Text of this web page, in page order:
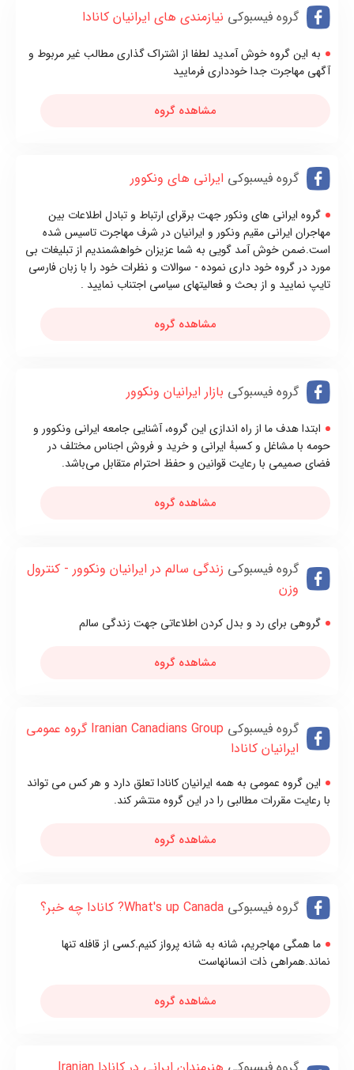
گروه فیسبوکی نیازمندی های ایرانیان کانادا
به این گروه خوش آمدید لطفا از اشتراک گذاری مطالب غیر مربوط و
آگهی مهاجرت جدا خودداری فرمایید
مشاهده گروه
گروه فیسبوکی ايرانی های ونکوور
گروه ايرانی های ونکور جهت برقرای ارتباط و تبادل اطلاعات بين
مهاجران ايرانی مقیم ونکور و ایرانیان در شرف مهاجرت تاسیس شده
است.ضمن خوش آمد گویی به شما عزیزان خواهشمندیم از تبلیغات بی
مورد در گروه خود داری نموده - سوالات و نظرات خود را با زبان فارسی
تایپ نمایید و از بحث و فعالیتهای سیاسی اجتناب نمایید .
مشاهده گروه
گروه فیسبوکی بازار ایرانیان ونکوور
ابتدا هدف ما از راه اندازی این گروه، آشنایی‌ جامعه ایرانی‌ ونکوور و
حومه با مشاغل و کسبهٔ ایرانی‌ و خرید و فروش اجناس مختلف در
فضای‌ صمیمی‌ با رعایت قوانین و حفظ احترام متقابل می‌باشد.
مشاهده گروه
گروه فیسبوکی زندگی سالم در ایرانیان ونکوور - کنترول
وزن
گروهی برای رد و بدل کردن اطلاعاتی جهت زندگی سالم
مشاهده گروه
گروه فیسبوکی
Iranian Canadians Group گروه عمومی
ايرانیان کانادا
این گروه عمومی به همه ایرانیان کانادا تعلق دارد و هر کس می تواند
با رعایت مقررات مطالبی را در این گروه منتشر کند.
مشاهده گروه
گروه فیسبوکی What's up Canada? کانادا چه خبر؟
ما همگی مهاجریم، شانه به شانه پرواز کنیم.کسی از قافله تنها
نماند.همراهی ذات انسانهاست
مشاهده گروه